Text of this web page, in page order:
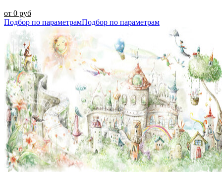
от 0 руб
Подбор по параметрамПодбор по параметрам